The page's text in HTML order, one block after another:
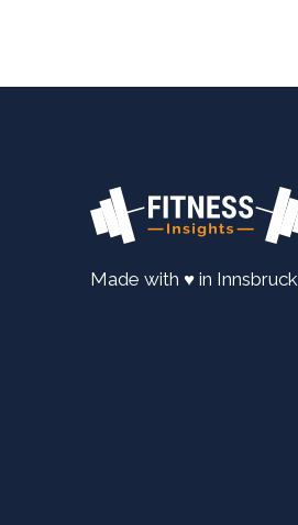
Made with ♥ in Innsbruck